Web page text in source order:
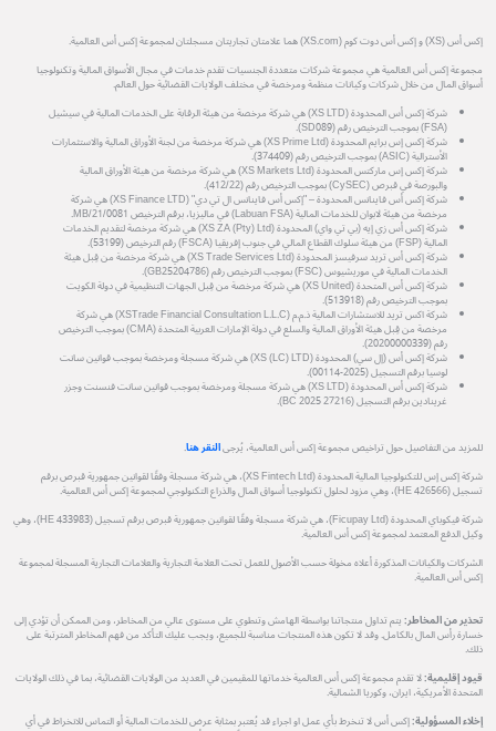
إكس أس (XS) و إكس أس دوت كوم (XS.com) هما علامتان تجاريتان مسجلتان لمجموعة إكس أس العالمية.
مجموعة إكس أس العالمية هي مجموعة شركات متعددة الجنسيات تقدم خدمات في مجال الأسواق المالية وتكنولوجيا
أسواق المال من خلال شركات وكيانات منظمة ومرخصة في مختلف الولايات القضائية حول العالم.
شركة إكس أس المحدودة (XS LTD) هي شركة مرخصة من هيئة الرقابة على الخدمات المالية في سيشيل
(FSA) بموجب الترخيص رقم (SD089).
شركة إكس إس برايم المحدودة (XS Prime Ltd) هي شركة مرخصة من لجنة الأوراق المالية والاستثمارات
الأسترالية (ASIC) بموجب الترخيص رقم (374409).
شركة إكس إس ماركتس المحدودة (XS Markets Ltd) هي شركة مرخصة من هيئة الأوراق المالية
والبورصة في قبرص (CySEC) بموجب الترخيص رقم (412/22).
شركة إكس أس فاينانس المحدودة – "إكس أس فاينانس ال تي دي" (XS Finance LTD) هي شركة
مرخصة من هيئة لابوان للخدمات المالية (Labuan FSA) في ماليزيا، برقم الترخيص MB/21/0081.
شركة إكس أس زي إيه (بي تي واي) المحدودة (XS ZA (Pty) Ltd) هي شركة مرخصة لتقديم الخدمات
المالية (FSP) من هيئة سلوك القطاع المالي في جنوب إفريقيا (FSCA) رقم الترخيص (53199).
شركة إكس أس تريد سرفيسز المحدودة (XS Trade Services Ltd) هي شركة مرخصة من قِبل هيئة
الخدمات المالية في موريشيوس (FSC) بموجب الترخيص رقم (GB25204786).
شركة إكس أس المتحدة (XS United) هي شركة مرخصة من قِبل الجهات التنظيمية في دولة الكويت
بموجب الترخيص رقم (513918).
شركة اكس تريد للاستشارات المالية ذ.م.م (XSTrade Financial Consultation L.L.C) هي شركة
مرخصة من قِبل هيئة الأوراق المالية والسلع في دولة الإمارات العربية المتحدة (CMA) بموجب الترخيص
رقم (20200000339).
شركة إكس أس (إل سي) المحدودة (XS (LC) LTD) هي شركة مسجلة ومرخصة بموجب قوانين سانت
لوسيا برقم التسجيل (2025-00114).
شركة إكس أس المحدودة (XS LTD) هي شركة مسجلة ومرخصة بموجب قوانين سانت فنسنت وجزر
غرينادين برقم التسجيل (27216 BC 2025).
للمزيد من التفاصيل حول تراخيص مجموعة إكس أس العالمية، يُرجىالنقر هنا.
شركة إكس إس للتكنولوجيا المالية المحدودة (XS Fintech Ltd)، هي شركة مسجلة وفقًا لقوانين جمهورية قبرص برقم
تسجيل (HE 426566)، وهي مزود لحلول تكنولوجيا أسواق المال والذراع التكنولوجي لمجموعة إكس أس العالمية.
شركة فيكوباي المحدودة (Ficupay Ltd)، هي شركة مسجلة وفقًا لقوانين جمهورية قبرص برقم تسجيل (HE 433983)، وهي
وكيل الدفع المعتمد لمجموعة إكس أس العالمية.
الشركات والكيانات المذكورة أعلاه مخولة حسب الأصول للعمل تحت العلامة التجارية والعلامات التجارية المسجلة لمجموعة
إكس أس العالمية.
تحذير من المخاطر:يتم تداول منتجاتنا بواسطة الهامش وتنطوي على مستوى عالي من المخاطر، ومن الممكن أن تؤدي إلى
خسارة رأس المال بالكامل. وقد لا تكون هذه المنتجات مناسبة للجميع، ويجب عليك التأكد من فهم المخاطر المترتبة على
ذلك.
قيود إقليمية:لا تقدم مجموعة إكس أس العالمية خدماتها للمقيمين في العديد من الولايات القضائية، بما في ذلك الولايات
المتحدة الأمريكية، ايران، وكوريا الشمالية.
إخلاء المسؤولية:إكس أس لا تنخرط بأي عمل او اجراء قد يُعتبر بمثابة عرض للخدمات المالية أو التماس للانخراط في أي